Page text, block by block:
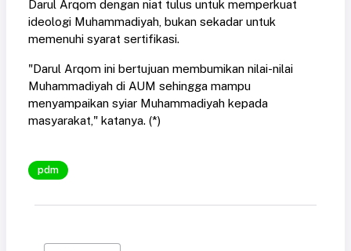
Darul Arqom dengan niat tulus untuk memperkuat
ideologi Muhammadiyah, bukan sekadar untuk
memenuhi syarat sertifikasi.
"Darul Arqom ini bertujuan membumikan nilai-nilai
Muhammadiyah di AUM sehingga mampu
menyampaikan syiar Muhammadiyah kepada
masyarakat," katanya. (*)
pdm